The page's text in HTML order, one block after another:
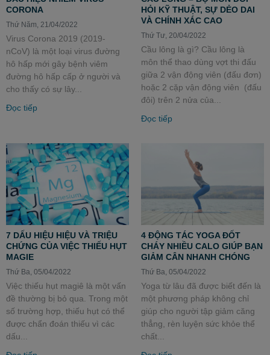
CORONA
Thứ Năm, 21/04/2022
Virus Corona 2019 (2019-
nCoV) là một loại virus đường
hô hấp mới gây bệnh viêm
đường hô hấp cấp ở người và
cho thấy có sự lây...
Đọc tiếp
HỎI KỸ THUẬT, SỰ DẺO DAI
VÀ CHÍNH XÁC CAO
Thứ Tư, 20/04/2022
Cầu lông là gì? Cầu lông là
môn thể thao dùng vợt thi đấu
giữa 2 vận động viên (đấu đơn)
hoặc 2 cặp vận động viên (đấu
đôi) trên 2 nửa của...
Đọc tiếp
7 DẤU HIỆU HIỆU VÀ TRIỆU
CHỨNG CỦA VIỆC THIẾU HỤT
MAGIE
Thứ Ba, 05/04/2022
Việc thiếu hụt magiê là một vấn
đề thường bị bỏ qua. Trong một
số trường hợp, thiếu hụt có thể
được chẩn đoán thiếu vì các
dấu...
4 ĐỘNG TÁC YOGA ĐỐT
CHÁY NHIỀU CALO GIÚP BẠN
GIẢM CÂN NHANH CHÓNG
Thứ Ba, 05/04/2022
Yoga từ lâu đã được biết đến là
một phương pháp không chỉ
giúp cho người tập giảm căng
thẳng, rèn luyện sức khỏe thể
chất...